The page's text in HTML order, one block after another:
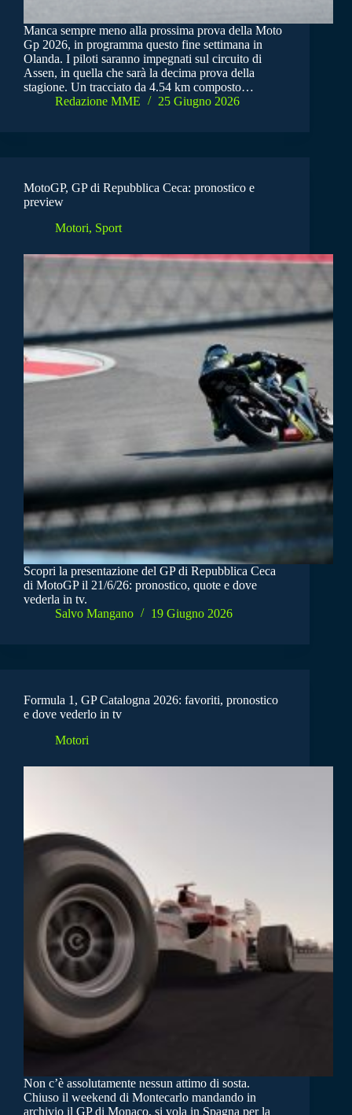
Manca sempre meno alla prossima prova della Moto
Gp 2026, in programma questo fine settimana in
Olanda. I piloti saranno impegnati sul circuito di
Assen, in quella che sarà la decima prova della
stagione. Un tracciato da 4.54 km composto…
Redazione MME
25 Giugno 2026
MotoGP, GP di Repubblica Ceca: pronostico e
preview
Motori, Sport
Scopri la presentazione del GP di Repubblica Ceca
di MotoGP il 21/6/26: pronostico, quote e dove
vederla in tv.
Salvo Mangano
19 Giugno 2026
Formula 1, GP Catalogna 2026: favoriti, pronostico
e dove vederlo in tv
Motori
Non c’è assolutamente nessun attimo di sosta.
Chiuso il weekend di Montecarlo mandando in
archivio il GP di Monaco, si vola in Spagna per la